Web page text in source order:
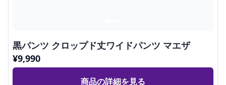
黒パンツ クロップド丈ワイドパンツ マエザ
¥9,990
商品の詳細を見る